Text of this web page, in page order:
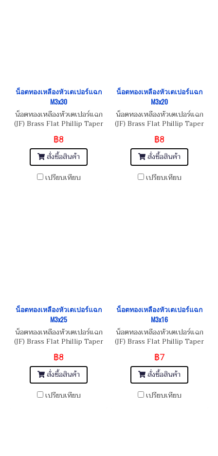
น็อตทองเหลืองหัวเตเปอร์แฉก
M3x30
น็อตทองเหลืองหัวเตเปอร์แฉก
(JF) Brass Flat Phillip Taper
฿8
สั่งซื้อสินค้า
เปรียบเทียบ
น็อตทองเหลืองหัวเตเปอร์แฉก
M3x20
น็อตทองเหลืองหัวเตเปอร์แฉก
(JF) Brass Flat Phillip Taper
฿8
สั่งซื้อสินค้า
เปรียบเทียบ
น็อตทองเหลืองหัวเตเปอร์แฉก
M3x25
น็อตทองเหลืองหัวเตเปอร์แฉก
(JF) Brass Flat Phillip Taper
Head Screw M3x0.5x25
฿8
สั่งซื้อสินค้า
เปรียบเทียบ
น็อตทองเหลืองหัวเตเปอร์แฉก
M3x16
น็อตทองเหลืองหัวเตเปอร์แฉก
(JF) Brass Flat Phillip Taper
Head Screw M3x0.5x16
฿7
สั่งซื้อสินค้า
เปรียบเทียบ